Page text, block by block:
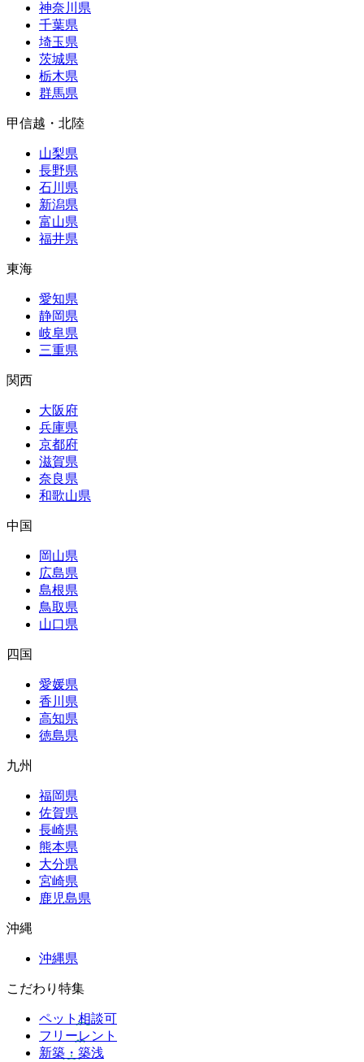
神奈川県
千葉県
埼玉県
茨城県
栃木県
群馬県
甲信越・北陸
山梨県
長野県
石川県
新潟県
富山県
福井県
東海
愛知県
静岡県
岐阜県
三重県
関西
大阪府
兵庫県
京都府
滋賀県
奈良県
和歌山県
中国
岡山県
広島県
島根県
鳥取県
山口県
四国
愛媛県
香川県
高知県
徳島県
九州
福岡県
佐賀県
長崎県
熊本県
大分県
宮崎県
鹿児島県
沖縄
沖縄県
こだわり特集
ペット相談可
フリーレント
新築・築浅